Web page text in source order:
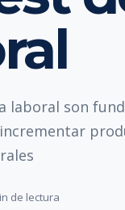
laboral son
de lectura